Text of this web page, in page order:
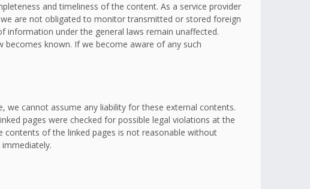
and timeliness of the content. As a service provider
are not obligated to monitor transmitted or stored foreign
under the general laws remain unaffected.
known. If we become aware of any such
cannot assume any liability for these external contents.
pages were checked for possible legal violations at the
of the linked pages is not reasonable without